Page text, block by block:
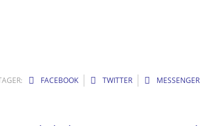
FACEBOOK TWITTER MESSENGER